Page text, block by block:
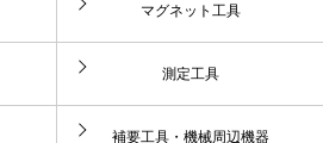
マグネット工具
測定工具
補要工具・機械周辺機器